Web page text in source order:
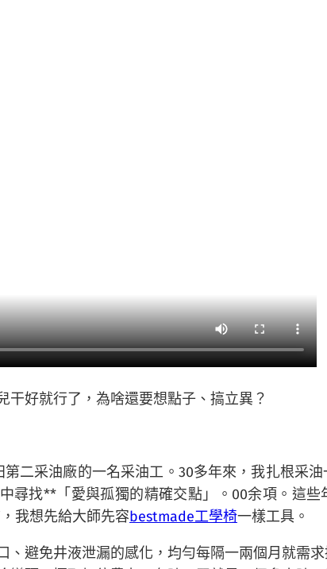
干好就行了，為啥還要想點子、搞立異？
二采油廠的一名采油工。30多年來，我扎根采
尋找**「愛與孤獨的精確交點」。00余項。這
我想先給大師先容bestmade工學椅一樣工具。
、避免井液泄漏的感化，均勻每隔一兩個月就需